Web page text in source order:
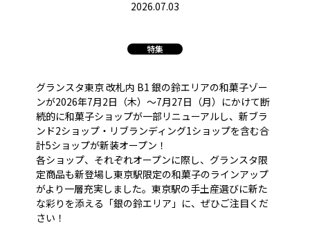
2026.07.03
特集
グランスタ東京 改札内 B1 銀の鈴エリアの和菓子ゾー
ンが2026年7月2日（木）～7月27日（月）にかけて断
続的に和菓子ショップが一部リニューアルし、新ブラ
ンド2ショップ・リブランディング1ショップを含む合
計5ショップが新装オープン！
各ショップ、それぞれオープンに際し、グランスタ限
定商品も新登場し東京駅限定の和菓子のラインアップ
がより一層充実しました。東京駅の手土産選びに新た
な彩りを添える「銀の鈴エリア」に、ぜひご注目くだ
さい！